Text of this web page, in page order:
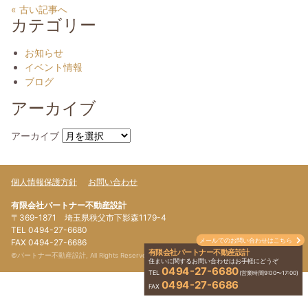
メールでのお問い合わせはこちら
有限会社パートナー不動産設計
住まいに関するお問い合わせはお手軽にどうぞ
TEL 0494-27-6680(営業時間9:00〜17:00)
FAX 0494-27-6686
« 古い記事へ
カテゴリー
お知らせ
イベント情報
ブログ
アーカイブ
アーカイブ
個人情報保護方針 お問い合わせ
有限会社パートナー不動産設計
〒369-1871 埼玉県秩父市下影森1179-4
TEL 0494-27-6680
FAX 0494-27-6686
©パートナー不動産設計, All Rights Reserved.